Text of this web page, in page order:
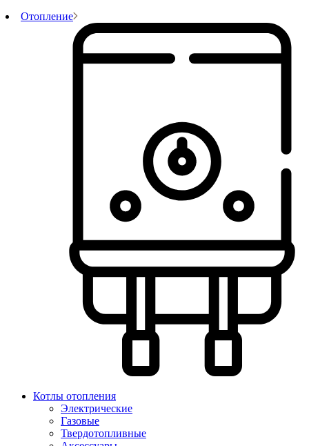
Отопление
Котлы отопления
Электрические
Газовые
Твердотопливные